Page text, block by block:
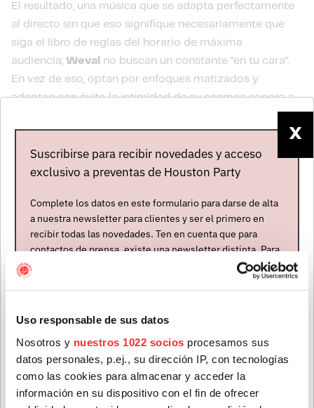
Uso responsable de sus datos
Nosotros y nuestros 1022 socios procesamos sus
datos personales, p.ej., su dirección IP, con tecnologías
como las cookies para almacenar y acceder la
información en su dispositivo con el fin de ofrecer
El resultado, una música que se adapta perfectamente
al directo sin que eso signifique necesariamente que
siga el libro de reglas del horario de máxima
audiencia; Weval no buscan un constante "en tu cara".
En vez de eso, optan por enfoques matizados y
adaptan con éxito la intimidad de su cosmos sonoro a
unflowflexible y embriagador, tanto en clubes como
festivales. SusDJ setsdan plena muestra de ello.
Hasta el momento han publicado cuatro EPs –
Better” (2021)y “Night Versions” (2024)
discos -su debut homónimo de 2016,“The Weight”
(2019),“Remember” (2023)y“Chorophobia”
(2025)
-, además de una veintena de singles y
que nunca en la música dance, los va a traer
el4dediciembrea Barcelona(Razzmatazz 2) y
a Madridal día siguiente, el5(Teatro Magno).
X
Suscribirse para recibir novedades y acceso
exclusivo a preventas de Houston Party
Complete los datos en este formulario para darse de alta
a nuestra newsletter para clientes y ser el primero en
recibir todas las novedades. Ten en cuenta que para
contactos de prensa, existe una newsletter distinta. Para
formar parte de ella, envíanos un mensaje a
Apellidos